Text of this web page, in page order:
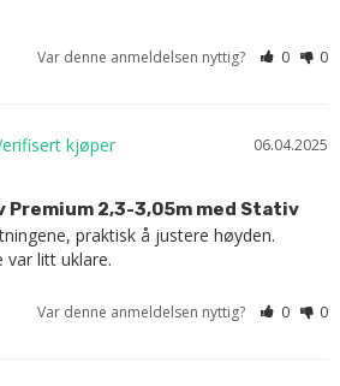
Var denne anmeldelsen nyttig? 0 0
06.04.2025
Premium 2,3-3,05m med Stativ
praktisk å justere høyden.
var litt uklare.
Var denne anmeldelsen nyttig? 0 0